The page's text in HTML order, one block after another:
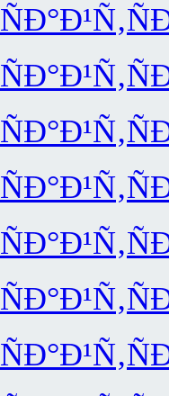
ÑÐ°Ð¹Ñ‚
ÑÐ°Ð¹Ñ‚
ÑÐ°Ð¹Ñ‚
ÑÐ°Ð¹Ñ‚
ÑÐ°Ð¹Ñ‚
ÑÐ°Ð¹Ñ‚
ÑÐ°Ð¹Ñ‚